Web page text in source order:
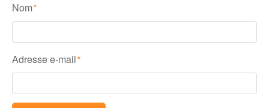
Nom *
Adresse e-mail *